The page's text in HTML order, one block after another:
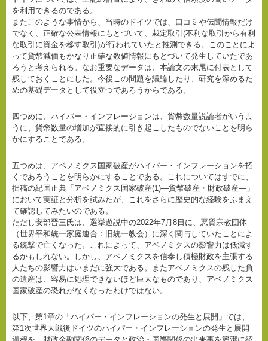
を利用できるのである。
またこのような事情から、当時のドイツでは、口コミや伝聞情報だけ
でなく、正確な公表情報にもとづいて、裁定取引(不利な取引から有利
な取引に資金を移す取引)が行われていたと推測できる。このことによ
って貨幣減価もかなり正確な数値情報にもとづいて発生していたであ
ろうと考えられる。なお重要なデータは、本論文の末尾に付表として
残しておくことにした。今後この問題を議論したり、研究を深めるた
めの基礎データとして役立つであろうからである。
四つめに、ハイパー・インフレーションは、貨幣数量説論者がいうよ
うに、貨幣数量の増加が直接的に引き起こしたものでないことを明ら
かにすることである。
五つめは、アベノミクス国家破産がハイパー・インフレーションを招
くであろうことを明らかにすることである。これについてはすでに、
拙稿の紀国正典「アベノミクス国家破産(1)―貨幣破産・財政破産―」
において実証と分析を試みたが、これをさらに歴史的な経験をふまえ
て確認してみたいのである。
ただし安部晋三氏は、選挙遊説中の2022年7月8日に、悪質宗教団体
（世界平和統一家庭連合：旧統一教会）に深く関与していたことによ
る銃撃で亡くなった。これによって、アベノミクスの影響力は低減す
るかもしれない。しかし、アベノミクスを信奉し積極財政を主張する
人たちの影響力はいまだに強大である。またアベノミクスの残した負
の遺産は、容易に処理できないほど巨大なものであり、アベノミクス
国家破産の恐れがなくなったわけではない。
以下、第1章の「ハイパー・インフレーションの発生と展開」では、
第1次世界大戦後ドイツのハイパー・インフレーションの発生と展開